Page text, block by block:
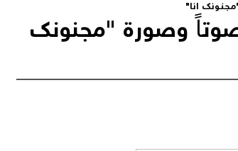
انا"
وصورة "مجنونك